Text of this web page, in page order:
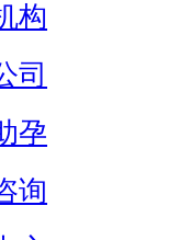
构
司
孕
询